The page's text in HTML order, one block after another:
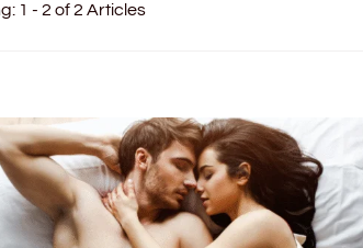
1 - 2 of 2 Articles